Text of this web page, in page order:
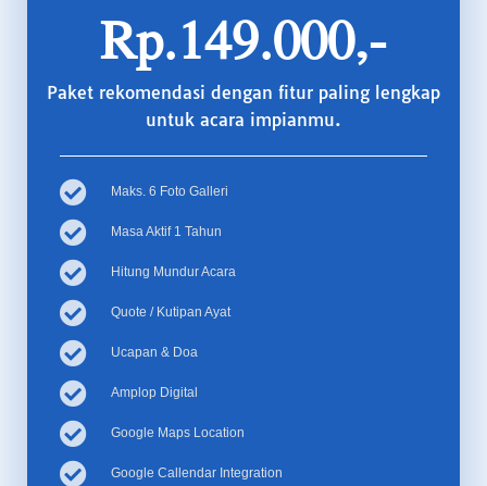
Rp.149.000,-
Paket rekomendasi dengan fitur paling lengkap
untuk acara impianmu.
Maks. 6 Foto Galleri
Masa Aktif 1 Tahun
Hitung Mundur Acara
Quote / Kutipan Ayat
Ucapan & Doa
Amplop Digital
Google Maps Location
Google Callendar Integration